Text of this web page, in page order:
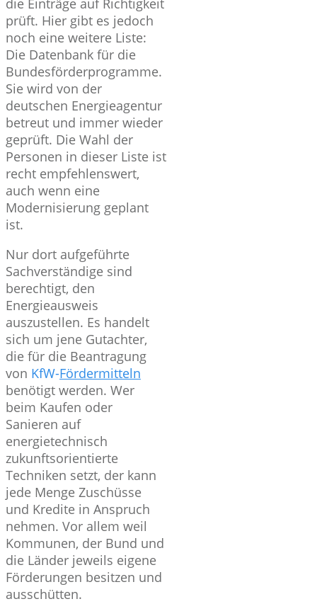
die Einträge auf Richtigkeit
prüft. Hier gibt es jedoch
noch eine weitere Liste:
Die Datenbank für die
Bundesförderprogramme.
Sie wird von der
deutschen Energieagentur
betreut und immer wieder
geprüft. Die Wahl der
Personen in dieser Liste ist
recht empfehlenswert,
auch wenn eine
Modernisierung geplant
ist.
Nur dort aufgeführte
Sachverständige sind
berechtigt, den
Energieausweis
auszustellen. Es handelt
sich um jene Gutachter,
die für die Beantragung
von KfW-Fördermitteln
benötigt werden. Wer
beim Kaufen oder
Sanieren auf
energietechnisch
zukunftsorientierte
Techniken setzt, der kann
jede Menge Zuschüsse
und Kredite in Anspruch
nehmen. Vor allem weil
Kommunen, der Bund und
die Länder jeweils eigene
Förderungen besitzen und
ausschütten.